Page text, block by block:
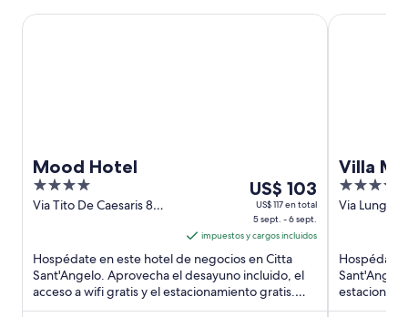
Mood Hotel
4
out
Via Tito De Caesaris 8
Del
5
sept
al
6
sept,
el
US$ 103
US$ 117 en total
5 sept. - 6 sept.
impuestos y cargos incluidos
Hospédate en este hotel de negocios en Citta
Sant'Angelo. Aprovecha el desayuno incluido, el
acceso a wifi gratis y el estacionamiento gratis.
Estarás muy cerca ...
Mood Hotel
Villa
4
out
Via
Hospédate
Estarás ...
Villa